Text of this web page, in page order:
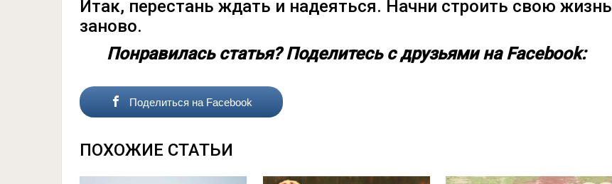
Итак, перестань ждать и надеяться. Начни строить свою жизнь
заново.
Понравилась статья? Поделитесь с друзьями на Facebook:
Поделиться на Facebook
ПОХОЖИЕ СТАТЬИ